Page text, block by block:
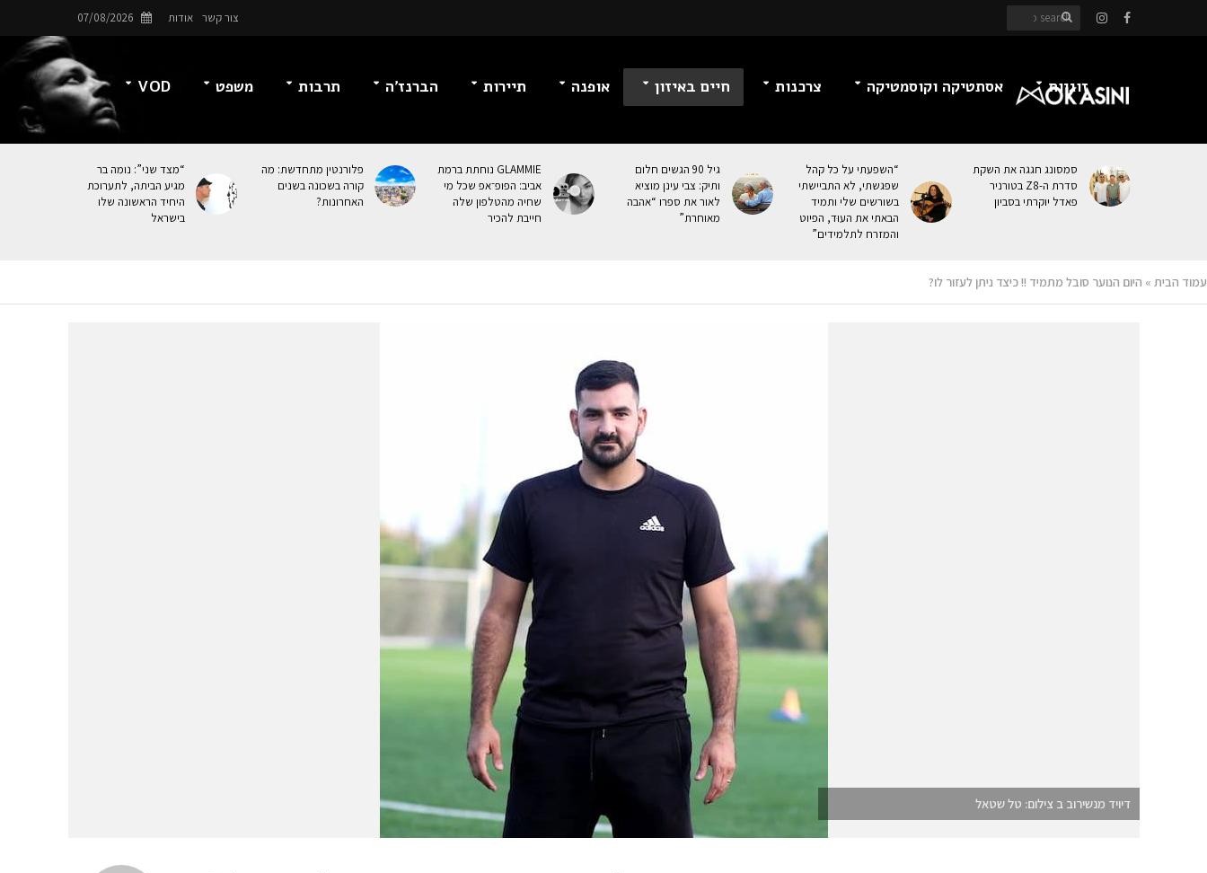
צור קשר אודות 07/08/2026
זוגיות אסתטיקה וקוסמטיקה צרכנות חיים באיזון אופנה תיירות הברנז’ה תרבות משפט VOD
סמסונג חגגה את השקת
סדרת ה-Z8 בטורניר
פאדל יוקרתי בסביון
“השפעתי על כל קהל
שפגשתי, לא התביישתי
בשורשים שלי ותמיד
הבאתי את העוּד, הפיוט
והמזרח לתלמידים”
גיל 90 הגשים חלום
ותיק: צבי עינן מוציא
לאור את ספרו “אהבה
מאוחרת”
GLAMMIE נוחתת ברמת
אביב: הפופ־אפ שכל מי
שחיה מהטלפון שלה
חייבת להכיר
פלורנטין מתחדשת: מה
קורה בשכונה בשנים
האחרונות?
“מצד שני”: נומה בר
מגיע הביתה, לתערוכת
היחיד הראשונה שלו
בישראל
עמוד הבית » היום הנוער סובל מתמיד !! כיצד ניתן לעזור לו?
דיויד מנשירוב ב צילום: טל שטאל